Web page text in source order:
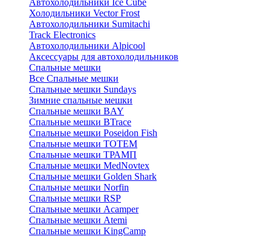
Автохолодильники Ice Cube
Холодильники Vector Frost
Автохолодильники Sumitachi
Track Electronics
Автохолодильники Alpicool
Аксессуары для автохолодильников
Спальные мешки
Все Спальные мешки
Спальные мешки Sundays
Зимние спальные мешки
Спальные мешки BAY
Спальные мешки BTrace
Спальные мешки Poseidon Fish
Спальные мешки ТОТЕМ
Спальные мешки ТРАМП
Cпальные мешки MedNovtex
Спальные мешки Golden Shark
Спальные мешки Norfin
Спальные мешки RSP
Спальные мешки Acamper
Спальные мешки Atemi
Спальные мешки KingCamp